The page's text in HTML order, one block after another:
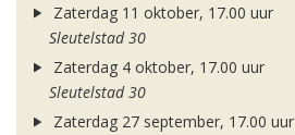
Zaterdag 11 oktober, 17.00 uur
Sleutelstad 30
Zaterdag 4 oktober, 17.00 uur
Sleutelstad 30
Zaterdag 27 september, 17.00 uur